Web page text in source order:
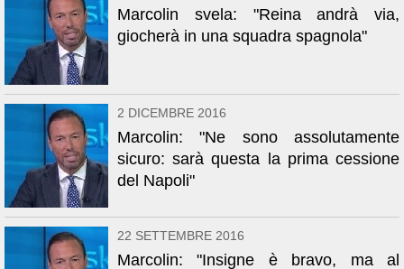
Marcolin svela: "Reina andrà via,
giocherà in una squadra spagnola"
2 DICEMBRE 2016
Marcolin: "Ne sono assolutamente
sicuro: sarà questa la prima cessione
del Napoli"
22 SETTEMBRE 2016
Marcolin: "Insigne è bravo, ma al